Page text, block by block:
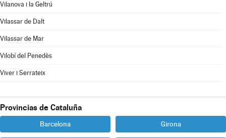
Vilanova i la Geltrú
Vilassar de Dalt
Vilassar de Mar
Vilobí del Penedès
Viver i Serrateix
Provincias de Cataluña
Barcelona Girona